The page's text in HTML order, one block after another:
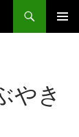
やき